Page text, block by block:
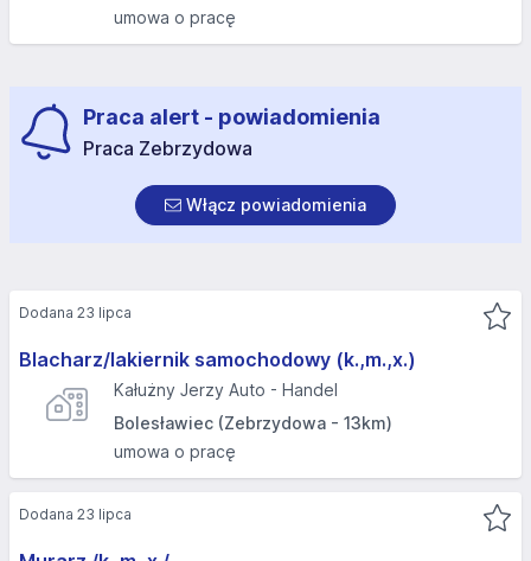
umowa o pracę
Praca alert - powiadomienia
Praca Zebrzydowa
Włącz powiadomienia
Blacharz/lakiernik samochodowy (k.,m.,x.)
Kałużny Jerzy Auto - Handel
Bolesławiec (Zebrzydowa - 13km)
umowa o pracę
Dodana 23 lipca
Dodana 23 lipca